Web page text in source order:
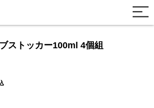
ストッカー100ml 4個組